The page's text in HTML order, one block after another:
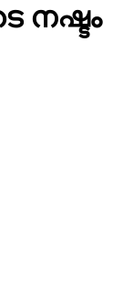
നഷ്ടം